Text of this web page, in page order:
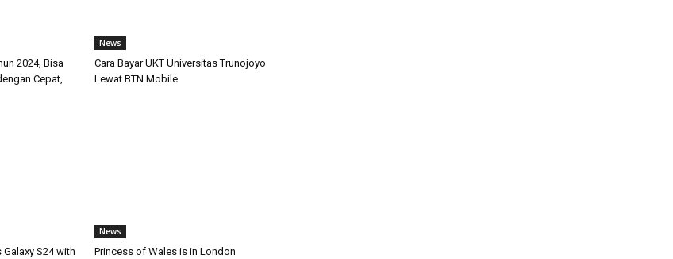
2024, Bisa
Cepat,
News
Cara Bayar UKT Universitas Trunojoyo
Lewat BTN Mobile
S24 with
News
Princess of Wales is in London